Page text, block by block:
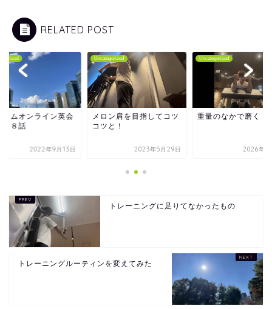
RELATED POST
カムオンライン英会
８８話
2022年9月13日
Uncategorized
メロン肩を目指してコツ
コツと！
2023年5月29日
Uncategorized
重量のなかで磨く
2026年7
トレーニングに足りてなかったもの
トレーニングルーティンを変えてみた